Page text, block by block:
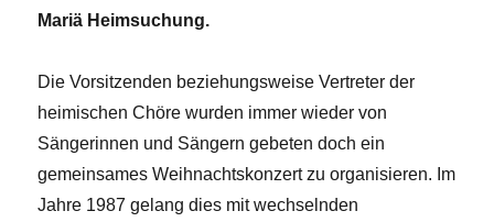
Mariä Heimsuchung.
Die Vorsitzenden beziehungsweise Vertreter der
heimischen Chöre wurden immer wieder von
Sängerinnen und Sängern gebeten doch ein
gemeinsames Weihnachtskonzert zu organisieren. Im
Jahre 1987 gelang dies mit wechselnden